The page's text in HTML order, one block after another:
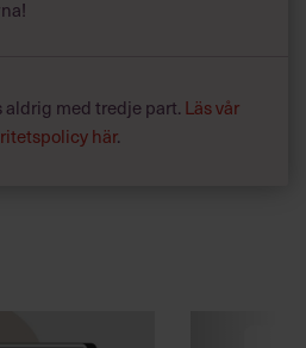
med tredje part. Läs vår
här.